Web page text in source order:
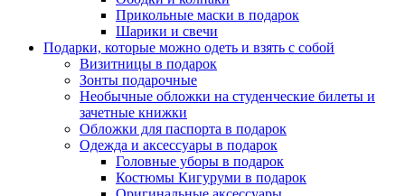
Прикольные маски в подарок
Шарики и свечи
Подарки, которые можно одеть и взять с собой
Визитницы в подарок
Зонты подарочные
Необычные обложки на студенческие билеты и
зачетные книжки
Обложки для паспорта в подарок
Одежда и аксессуары в подарок
Головные уборы в подарок
Костюмы Кигуруми в подарок